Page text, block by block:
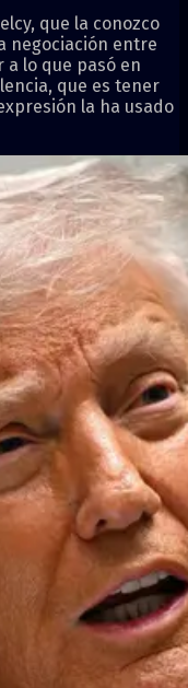
que la conozco
negociación entre
lo que pasó en
que es tener
la ha usado